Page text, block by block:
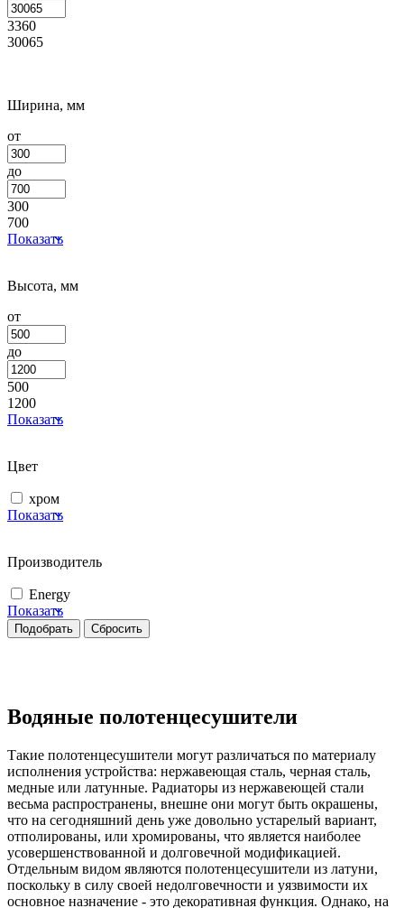
3360
30065
Ширина, мм
от
до
300
700
Показать
Высота, мм
от
до
500
1200
Показать
Цвет
хром
Показать
Производитель
Energy
Показать
Водяные полотенцесушители
Такие полотенцесушители могут различаться по материалу
исполнения устройства: нержавеющая сталь, черная сталь,
медные или латунные. Радиаторы из нержавеющей стали
весьма распространены, внешне они могут быть окрашены,
что на сегодняшний день уже довольно устарелый вариант,
отполированы, или хромированы, что является наиболее
усовершенствованной и долговечной модификацией.
Отдельным видом являются полотенцесушители из латуни,
поскольку в силу своей недолговечности и уязвимости их
основное назначение - это декоративная функция. Однако, на